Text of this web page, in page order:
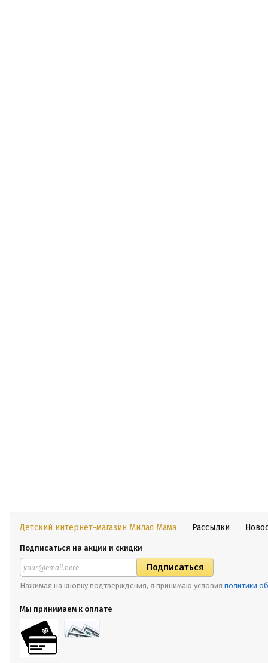
Детский интернет-магазин Милая Мама Рассылки
Подписаться на акции и скидки
Нажимая на кнопку подтверждения, я принимаю условия политики
Мы принимаем к оплате